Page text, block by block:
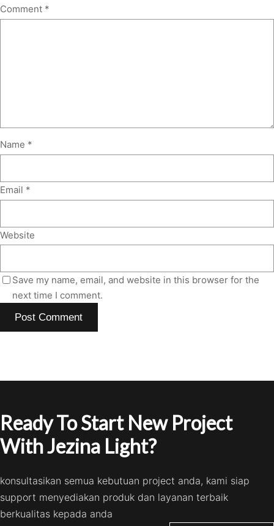
Comment *
Name *
Email *
Website
Save my name, email, and website in this browser for the
next time I comment.
Ready To Start New Project
With Jezina Light?
konsultasikan semua kebutuan project anda, kami siap
support menyediakan produk dan layanan terbaik
berkualitas kepada anda